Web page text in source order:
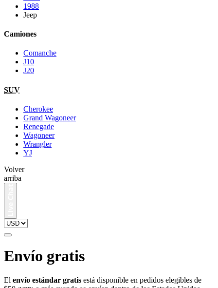
1988
Jeep
Camiones
Comanche
J10
J20
SUV
Cherokee
Grand Wagoneer
Renegade
Wagoneer
Wrangler
YJ
Volver
arriba
Envío gratis
El envío estándar gratis está disponible en pedidos elegibles de